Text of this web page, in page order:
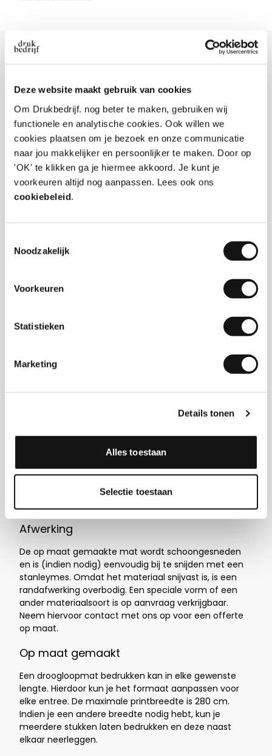
Deze website maakt gebruik van cookies
Om Drukbedrijf. nog beter te maken, gebruiken wij
functionele en analytische cookies. Ook willen we
cookies plaatsen om je bezoek en onze communicatie
naar jou makkelijker en persoonlijker te maken. Door op
'OK' te klikken ga je hiermee akkoord. Je kunt je
voorkeuren altijd nog aanpassen. Lees ook ons
cookiebeleid.
Noodzakelijk
Voorkeuren
Statistieken
Marketing
Details tonen
Alles toestaan
Selectie toestaan
Meer info over Droogloopmat
Geef een warm welkom in jouw winkel, kantoor of
horecaonderneming met een droogloopmat met
logo. De mat wordt full color bedrukt met een
slijtvaste print. Je kunt de mat dus van elke gewenste
kleur voorzien. Je kunt de mat ook gebruiken als rode
loper ofbeurstapijt.
Bekijk dan al ons presentatie drukwerk!
Materiaalsoort van de mat
van velours. De achterzijde is een TPE backing, dat
bestaat uit gerecycled materiaal. Daarnaast heeft de
netjes op zijn plek blijft liggen. De hoge kwaliteit mat is
geschikt voor alle binnen vloeren, inclusief vloeren
vlakke ondergronden. Een ander voordeel is dat het
materiaal wasbaar is op 30 graden.
Alle specificaties op een rijtje:
Materiaal: velours toplaag + TPE-backing met hoge
Maximale print breedte: 280 cm
Afwerking: schoonsnijden
Wasbaar: ja, max. 30 graden
Afwerking
De op maat gemaakte mat wordt schoongesneden
en is (indien nodig) eenvoudig bij te snijden met een
stanleymes. Omdat het materiaal snijvast is, is een
randafwerking overbodig. Een speciale vorm of een
ander materiaalsoort is op aanvraag verkrijgbaar.
Neem hiervoor contact met ons op voor een offerte
op maat.
Op maat gemaakt
Een droogloopmat bedrukken kan in elke gewenste
lengte. Hierdoor kun je het formaat aanpassen voor
elke entree. De maximale printbreedte is 280 cm.
Indien je een andere breedte nodig hebt, kun je
meerdere stukken laten bedrukken en deze naast
elkaar neerleggen.